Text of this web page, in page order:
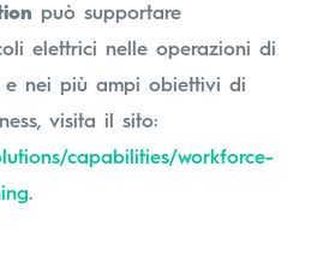
può supportare
elettrici nelle operazioni di
e nei più ampi obiettivi di
visita il sito:
capabilities/workforce-
.